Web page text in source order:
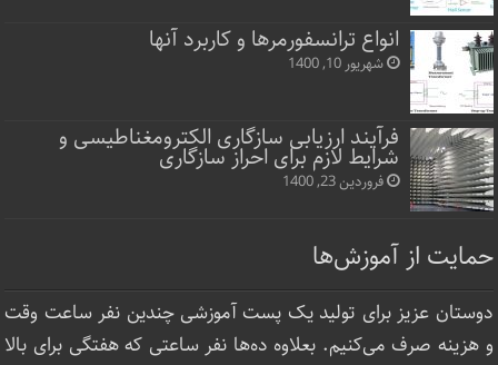
انواع ترانسفورمرها و کاربرد آنها
شهریور 10, 1400
فرآیند ارزیابی سازگاری الکترومغناطیسی و
شرایط لازم برای احراز سازگاری
فروردین 23, 1400
حمایت از آموزش‌ها
دوستان عزیز برای تولید یک پست آموزشی چندین نفر ساعت‌ وقت
و هزینه صرف می‌کنیم. بعلاوه ده‌ها نفر ساعتی که هفتگی برای بالا